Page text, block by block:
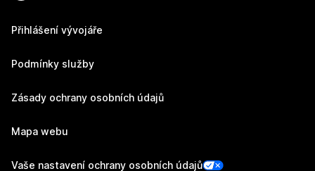
Přihlášení vývojáře
Podmínky služby
Zásady ochrany osobních údajů
Mapa webu
Vaše nastavení ochrany osobních údajů